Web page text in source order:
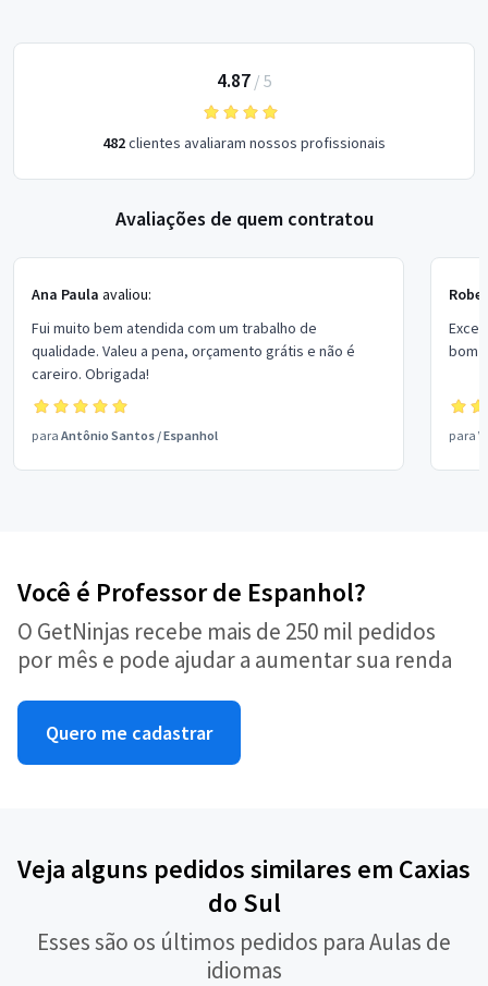
4.87/ 5
482clientes avaliaram nossos profissionais
Avaliações de quem contratou
Ana Paula avaliou:
Fui muito bem atendida com um trabalho de
qualidade. Valeu a pena, orçamento grátis e não é
careiro. Obrigada!
para Antônio Santos /Espanhol
bom
para
Você é Professor de Espanhol?
O GetNinjas recebe mais de 250 mil pedidos
por mês e pode ajudar a aumentar sua renda
Quero me cadastrar
Veja alguns pedidos similares em Caxias
do Sul
Esses são os últimos pedidos para Aulas de
idiomas